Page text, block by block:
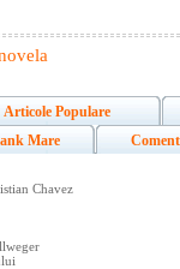
Articole Populare
Mare
Chavez